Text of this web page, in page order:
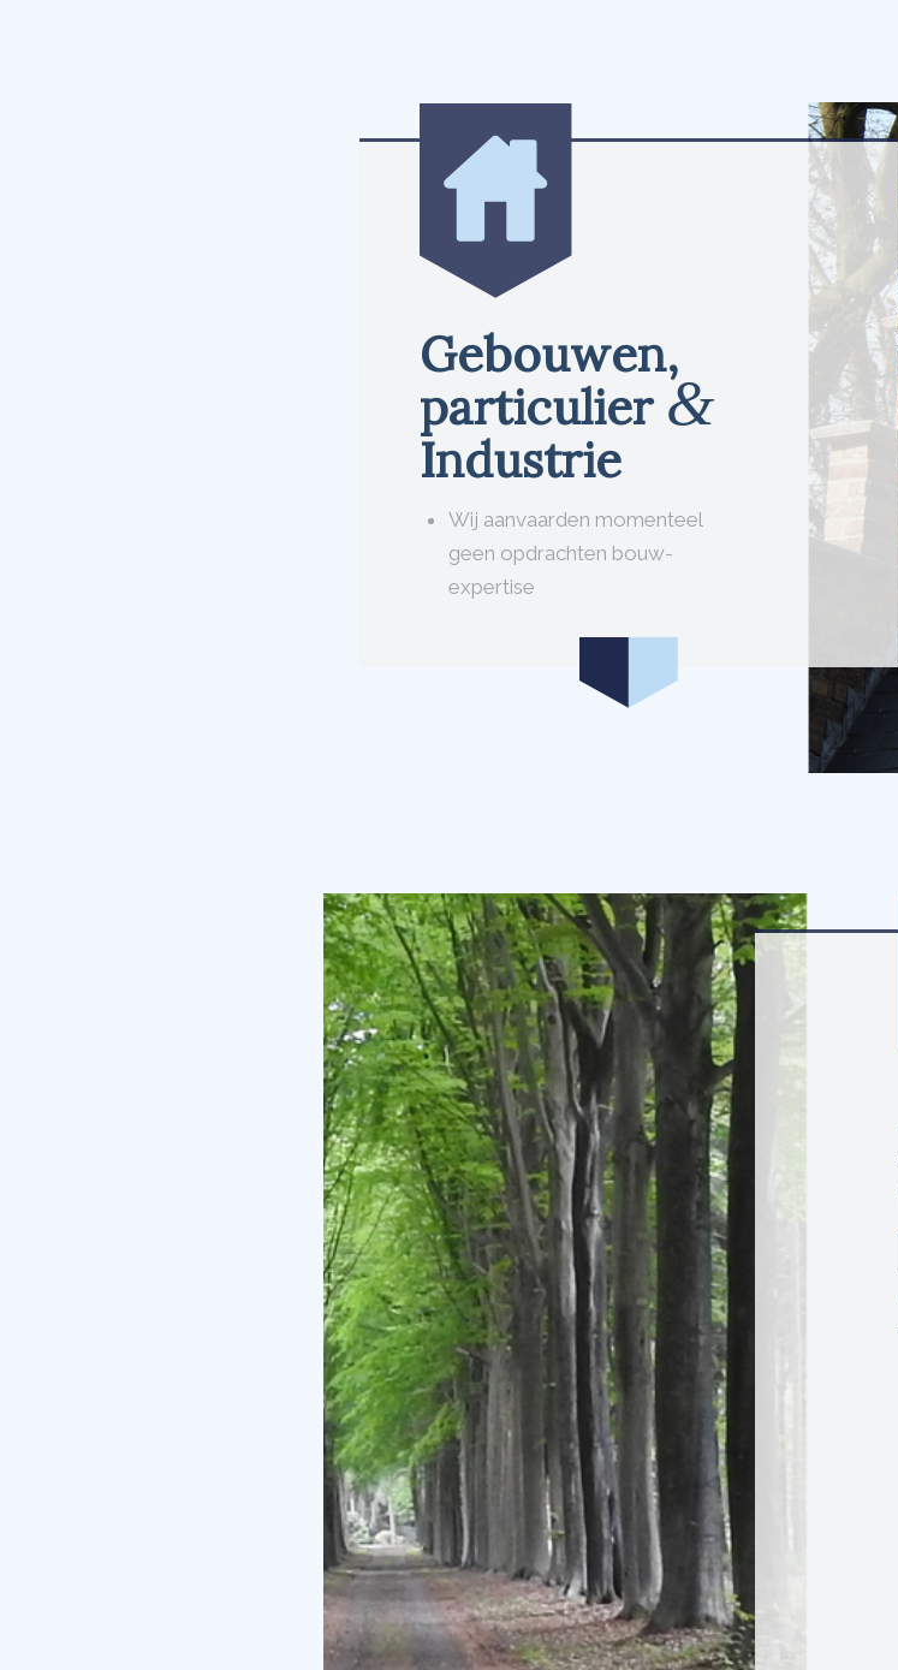
Gebouwen,
particulier &
Industrie
Wij aanvaarden momenteel
geen opdrachten bouw-
expertise